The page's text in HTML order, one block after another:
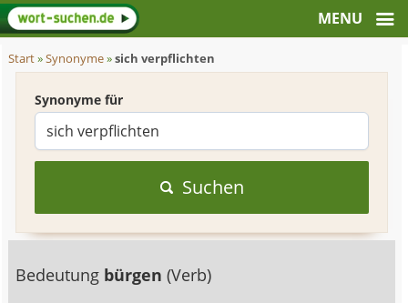
Start»Synonyme»sich verpflichten
Synonyme für
Suchen
Bedeutung bürgen(Verb)